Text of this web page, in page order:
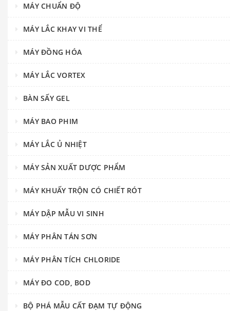
MÁY CHUẨN ĐỘ
MÁY LẮC KHAY VI THỂ
MÁY ĐỒNG HÓA
MÁY LẮC VORTEX
BÀN SẤY GEL
MÁY BAO PHIM
MÁY LẮC Ủ NHIỆT
MÁY SẢN XUẤT DƯỢC PHẨM
MÁY KHUẤY TRỘN CÓ CHIẾT RÓT
MÁY DẬP MẪU VI SINH
MÁY PHÂN TÁN SƠN
MÁY PHÂN TÍCH CHLORIDE
MÁY ĐO COD, BOD
BỘ PHÁ MẪU CẤT ĐẠM TỰ ĐỘNG